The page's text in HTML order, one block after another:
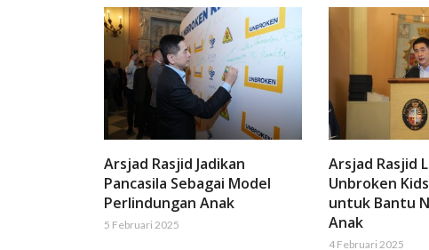
Arsjad Rasjid Jadikan
Pancasila Sebagai Model
Perlindungan Anak
5 Februari 2025
Arsjad Rasjid
Unbroken
untuk Bantu
Anak
4 Februari 2025